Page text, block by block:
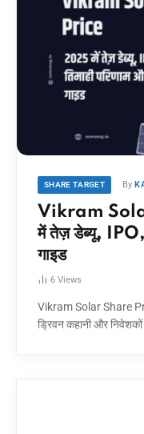
SHARE TARGET By
Vikram
में तेज़ डेब्यू, IPO,
गाइड
6 Views
Vikram Solar Share
ड्रिवन कहानी और